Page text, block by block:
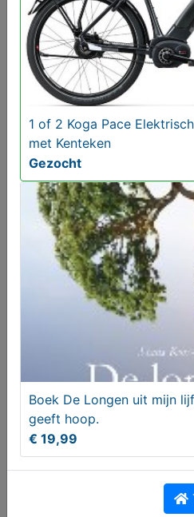
Volg ons op X
Aangeboden
Zundapp 517 Goudhaantje
Gevraagd
1 of 2 Koga Pace
met Kenteken
Gezocht
Boek De Longen uit mijn
geeft hoop.
€ 19,99